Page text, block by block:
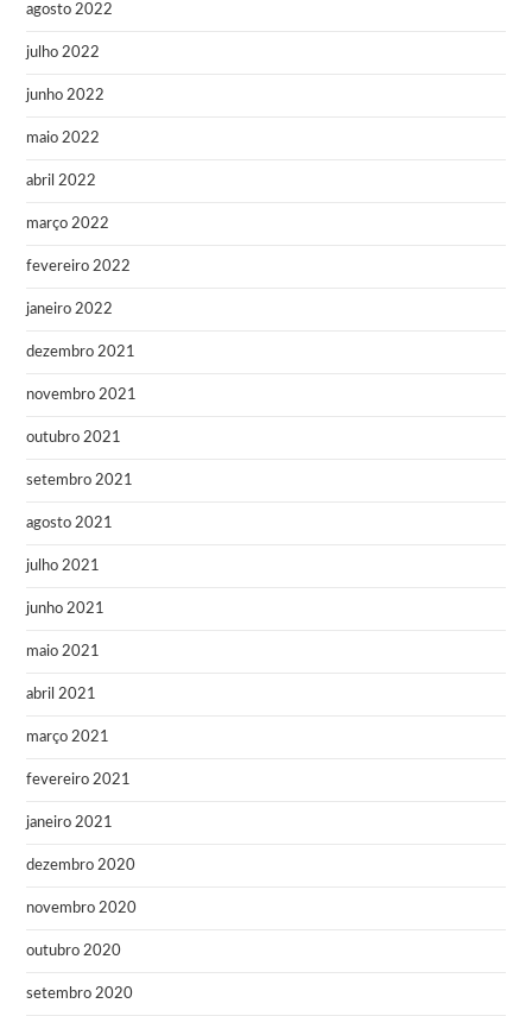
agosto 2022
julho 2022
junho 2022
maio 2022
abril 2022
março 2022
fevereiro 2022
janeiro 2022
dezembro 2021
novembro 2021
outubro 2021
setembro 2021
agosto 2021
julho 2021
junho 2021
maio 2021
abril 2021
março 2021
fevereiro 2021
janeiro 2021
dezembro 2020
novembro 2020
outubro 2020
setembro 2020